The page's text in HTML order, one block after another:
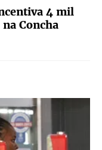
4 mil
Concha